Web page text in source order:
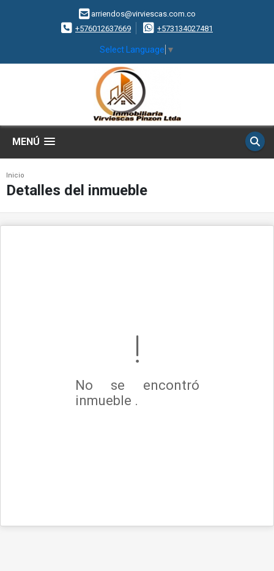
arriendos@virviescas.com.co
+576012637669
+573134027481
Select Language ▼
MENÚ
Inicio
Detalles del inmueble
No se encontró
inmueble .